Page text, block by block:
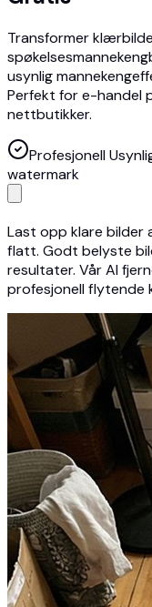
Transformer
usynlig
Perfekt for e-handel
nettbutikker.
Profesjonell
watermark
Last opp klare bilder
flatt. Godt belyste
resultater. Vår AI
profesjonell flytende